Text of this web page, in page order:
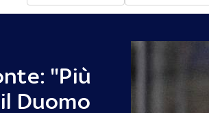
"Più
Duomo